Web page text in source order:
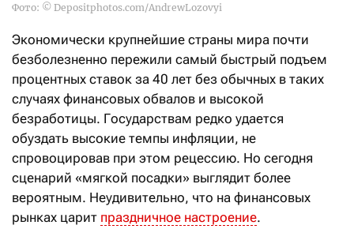
Фото: © Depositphotos.com/AndrewLozovyi
Экономически крупнейшие страны мира почти
безболезненно пережили самый быстрый подъем
процентных ставок за 40 лет без обычных в таких
случаях финансовых обвалов и высокой
безработицы. Государствам редко удается
обуздать высокие темпы инфляции, не
спровоцировав при этом рецессию. Но сегодня
сценарий «мягкой посадки» выглядит более
вероятным. Неудивительно, что на финансовых
рынках царит праздничное настроение.